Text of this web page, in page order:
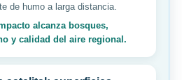
de humo a larga distancia.
alcanza bosques,
y calidad del aire regional.